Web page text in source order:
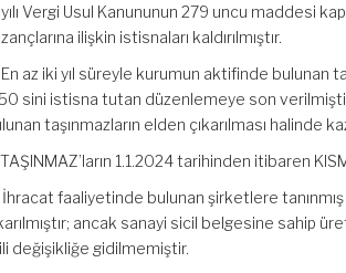
Vergi Usul Kanununun 279 uncu maddesi
ilişkin istisnaları kaldırılmıştır.
az iki yıl süreyle kurumun aktifinde bulunan
sini istisna tutan düzenlemeye son
taşınmazların elden çıkarılması halinde
1.1.2024 tarihinden itibaren
faaliyetinde bulunan şirketlere
ancak sanayi sicil belgesine sahip
değişikliğe gidilmemiştir.